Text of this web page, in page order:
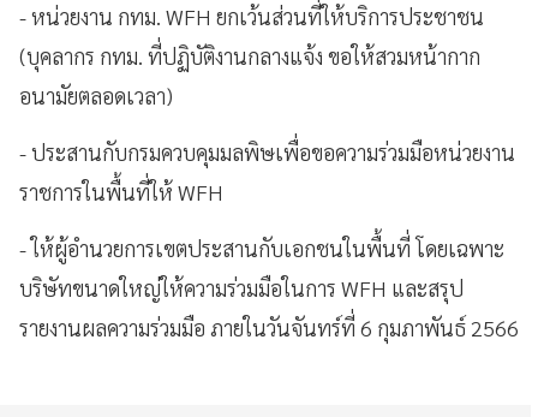
- หน่วยงาน กทม. WFH ยกเว้นส่วนที่ให้บริการประชาชน
(บุคลากร กทม. ที่ปฏิบัติงานกลางแจ้ง ขอให้สวมหน้ากาก
อนามัยตลอดเวลา)
- ประสานกับกรมควบคุมมลพิษเพื่อขอความร่วมมือหน่วยงาน
ราชการในพื้นที่ให้ WFH
- ให้ผู้อำนวยการเขตประสานกับเอกชนในพื้นที่ โดยเฉพาะ
บริษัทขนาดใหญ่ให้ความร่วมมือในการ WFH และสรุป
รายงานผลความร่วมมือ ภายในวันจันทร์ที่ 6 กุมภาพันธ์ 2566